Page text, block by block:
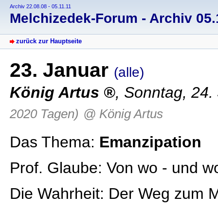
Archiv 22.08.08 - 05.11.11
Melchizedek-Forum - Archiv
zurück zur Hauptseite
23. Januar (alle)
König Artus , Sonntag,
2020 Tagen) @ König Artus
Das Thema: Emanzipation
Prof. Glaube: Von wo - und
Die Wahrheit: Der Weg zum